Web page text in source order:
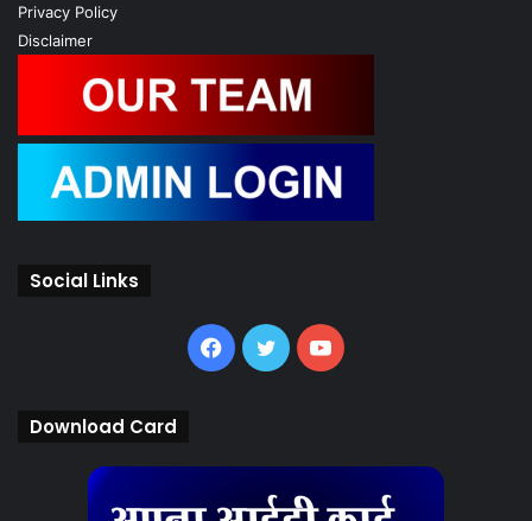
Privacy Policy
Disclaimer
Social Links
Facebook
TwitterYouTube
Download Card